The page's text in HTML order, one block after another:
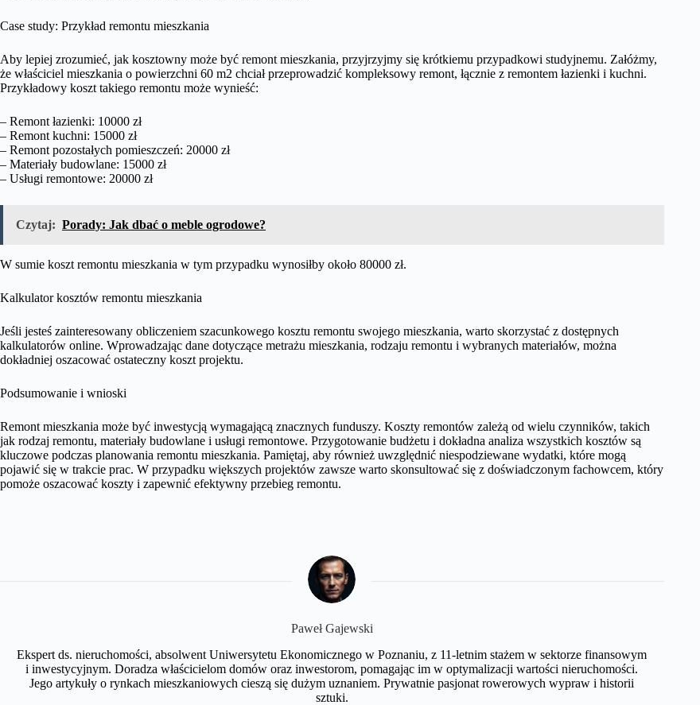
Case study: Przykład remontu mieszkania
Aby lepiej zrozumieć, jak kosztowny może być remont mieszkania, przyjrzyjmy się krótkiemu przypadkowi studyjnemu. Załóżmy,
że właściciel mieszkania o powierzchni 60 m2 chciał przeprowadzić kompleksowy remont, łącznie z remontem łazienki i kuchni.
Przykładowy koszt takiego remontu może wynieść:
– Remont łazienki: 10000 zł
– Remont kuchni: 15000 zł
– Remont pozostałych pomieszczeń: 20000 zł
– Materiały budowlane: 15000 zł
– Usługi remontowe: 20000 zł
Czytaj: Porady: Jak dbać o meble ogrodowe?
W sumie koszt remontu mieszkania w tym przypadku wynosiłby około 80000 zł.
Kalkulator kosztów remontu mieszkania
Jeśli jesteś zainteresowany obliczeniem szacunkowego kosztu remontu swojego mieszkania, warto skorzystać z dostępnych
kalkulatorów online. Wprowadzając dane dotyczące metrażu mieszkania, rodzaju remontu i wybranych materiałów, można
dokładniej oszacować ostateczny koszt projektu.
Podsumowanie i wnioski
Remont mieszkania może być inwestycją wymagającą znacznych funduszy. Koszty remontów zależą od wielu czynników, takich
jak rodzaj remontu, materiały budowlane i usługi remontowe. Przygotowanie budżetu i dokładna analiza wszystkich kosztów są
kluczowe podczas planowania remontu mieszkania. Pamiętaj, aby również uwzględnić niespodziewane wydatki, które mogą
pojawić się w trakcie prac. W przypadku większych projektów zawsze warto skonsultować się z doświadczonym fachowcem, który
pomoże oszacować koszty i zapewnić efektywny przebieg remontu.
Paweł Gajewski
Ekspert ds. nieruchomości, absolwent Uniwersytetu Ekonomicznego w Poznaniu, z 11-letnim stażem w sektorze finansowym
i inwestycyjnym. Doradza właścicielom domów oraz inwestorom, pomagając im w optymalizacji wartości nieruchomości.
Jego artykuły o rynkach mieszkaniowych cieszą się dużym uznaniem. Prywatnie pasjonat rowerowych wypraw i historii
sztuki.